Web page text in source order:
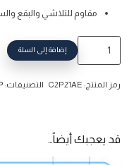
مقاوم للتلاشي والبقع
حبر
إضافة إلى السلة
رمز المنتج: C2P21AE التصنيفات:
قد يعجبك أيضاً…